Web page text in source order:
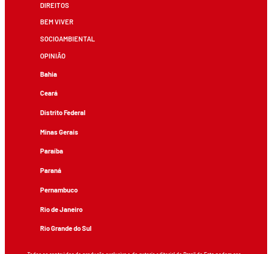
DIREITOS
BEM VIVER
SOCIOAMBIENTAL
OPINIÃO
Bahia
Ceará
Distrito Federal
Minas Gerais
Paraíba
Paraná
Pernambuco
Rio de Janeiro
Rio Grande do Sul